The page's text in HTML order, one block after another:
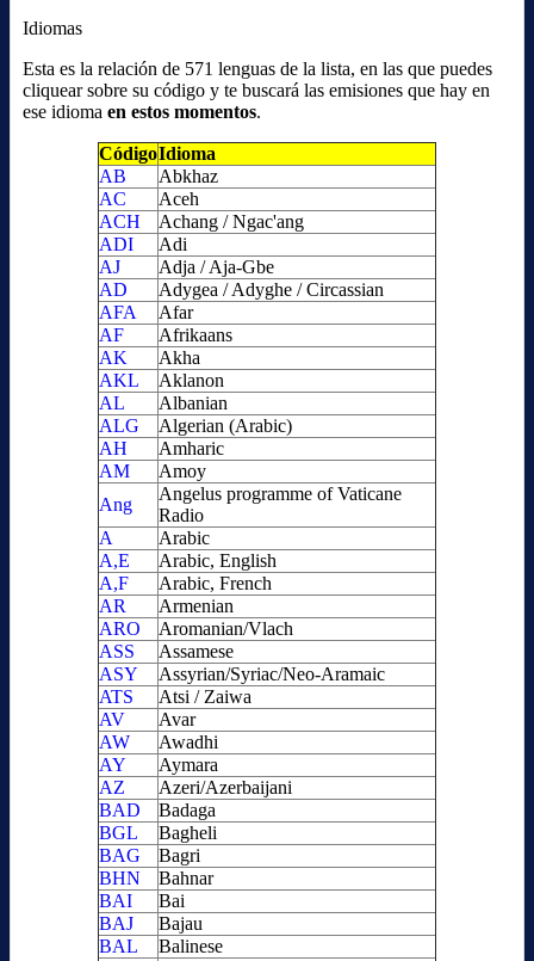
Idiomas
Esta es la relación de 571 lenguas de la lista, en las que puedes
cliquear sobre su código y te buscará las emisiones que hay en
ese idioma en estos momentos.
CódigoIdioma
AB
Abkhaz
AC
Aceh
ACH
Achang / Ngac'ang
ADI
Adi
AJ
Adja / Aja-Gbe
AD
Adygea / Adyghe / Circassian
AFA
Afar
AF
Afrikaans
AK
Akha
AKL
Aklanon
AL
Albanian
ALG
Algerian (Arabic)
AH
Amharic
AM
Amoy
Ang
Angelus programme of Vaticane
Radio
A
Arabic
A,E
Arabic, English
A,F
Arabic, French
AR
Armenian
ARO
Aromanian/Vlach
ASS
Assamese
ASY
Assyrian/Syriac/Neo-Aramaic
ATS
Atsi / Zaiwa
AV
Avar
AW
Awadhi
AY
Aymara
AZ
Azeri/Azerbaijani
BAD
Badaga
BGL
Bagheli
BAG
Bagri
BHN
Bahnar
BAI
Bai
BAJ
Bajau
BAL
Balinese